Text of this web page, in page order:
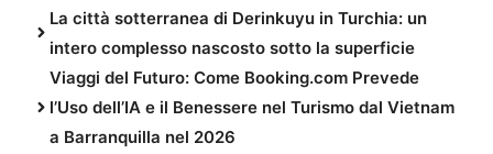
La città sotterranea di Derinkuyu in Turchia: un
intero complesso nascosto sotto la superficie
Viaggi del Futuro: Come Booking.com Prevede
l’Uso dell’IA e il Benessere nel Turismo dal Vietnam
a Barranquilla nel 2026